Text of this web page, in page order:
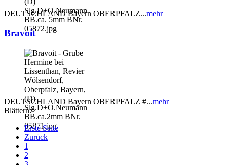
DEUTSCHLAND Bayern OBERPFALZ...mehr
Bravoit
DEUTSCHLAND Bayern OBERPFALZ #...mehr
Blättern:
Erste Seite
Zurück
1
2